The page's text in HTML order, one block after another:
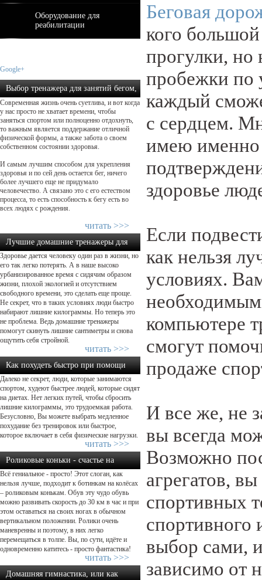
Оборудование для
реабилитации
Google+
Выбор тренажера для занятий бегом,
как осуществить прав...
Современная жизнь очень суетлива, и вот когда
у нас просто не хватает времени, чтобы
заняться спортом или полноценно отдохнуть,
то важным является поддержание отличной
физической формы, а также забота о своем
собственном состоянии здоровья.
И самым лучшим способом для укрепления
здоровья и по сей день остается бег, ничего
более лучшего еще не придумало
человечество. А связано это с его естеством
процесса, то есть способность к бегу есть во
всех людях с рождения.
читать >>>
Лучшие домашние тренажеры для
похудения: какой выбрать?...
Здоровье дается человеку один раз в жизни, но
его так легко потерять. А в наше высоко
урбанизированное время с сидячим образом
жизни, плохой экологией и отсутствием
свободного времени, это сделать еще проще.
Не секрет, что в таких условиях люди быстро
набирают лишние килограммы. Но теперь это
не проблема. Ведь домашние тренажеры
помогут скинуть лишние сантиметры и снова
ощутить себя стройной.
читать >>>
Как похудеть быстро при помощи
физической нагрузки...
Далеко не секрет, люди, которые занимаются
спортом, худеют быстрее людей, которые сидят
на диетах. Нет легких путей, чтобы сбросить
лишние килограммы, это трудоемкая работа.
Безусловно, Вы можете выбрать медленное
похудание без тренировок или быстрое,
которое включает в себя физические нагрузки.
читать >>>
Роликовые коньки - счастье на
колёсах....
Всё гениальное - просто! Этот слоган, как
нельзя лучше, подходит к ботинкам на колёсах
– роликовым конькам. Обув эту чудо обувь
можно развивать скорость до 30 км в час и при
этом оставаться на своих ногах в обычном
вертикальном положении. Ролики очень
маневренны и поэтому, в них легко
перемещаться в толпе. Вы, по сути, идёте и
одновременно катитесь - просто фантастика!
читать >>>
Домашняя гимнастика, или как
Беговая
кого
прогулки, но
пробежки по
каждый
с сердцем.
имею именно
здоровье
Если
как нельзя
условиях.
компьютере
смогут
продаже
И все же, не
вы всегда
Возможно
агрегатов,
спортивных
спортивного
выбор сами,
зависимо от